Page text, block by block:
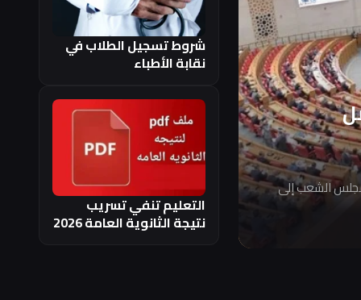
الشعب إلى
شروط تسجيل الطلاب في
نقابة الأطباء
التعليم تنفي تسريب
نتيجة الثانوية العامة 2026